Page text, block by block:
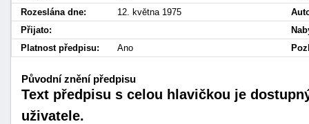
Rozeslána dne:
12. května 1975
Přijato:
Platnost předpisu:
Ano
Původní znění předpisu
Text předpisu s celou hlavičkou je
uživatele.